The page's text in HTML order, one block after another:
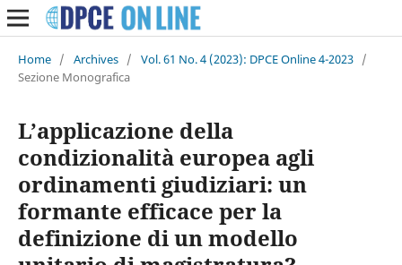
Home / Archives / Vol. 61 No. 4 (2023): DPCE Online 4-2023 /
Sezione Monografica
L’applicazione della
condizionalità europea agli
ordinamenti giudiziari: un
formante efficace per la
definizione di un modello